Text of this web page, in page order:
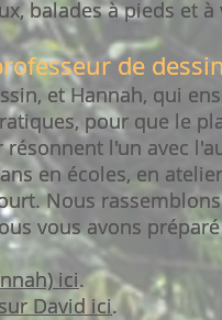
balades à pieds et à
de
et Hannah, qui
pour que le
l'un avec
en écoles, en
Nous
vous avons
ici.
David ici.
balades à pieds et à
de
et Hannah, qui
pour que le
l'un avec
en écoles, en
Nous
vous avons
ici.
David ici.